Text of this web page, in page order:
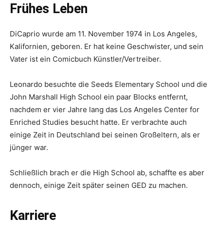
Frühes Leben
DiCaprio wurde am 11. November 1974 in Los Angeles,
Kalifornien, geboren. Er hat keine Geschwister, und sein
Vater ist ein Comicbuch Künstler/Vertreiber.
Leonardo besuchte die Seeds Elementary School und die
John Marshall High School ein paar Blocks entfernt,
nachdem er vier Jahre lang das Los Angeles Center for
Enriched Studies besucht hatte. Er verbrachte auch
einige Zeit in Deutschland bei seinen Großeltern, als er
jünger war.
Schließlich brach er die High School ab, schaffte es aber
dennoch, einige Zeit später seinen GED zu machen.
Karriere